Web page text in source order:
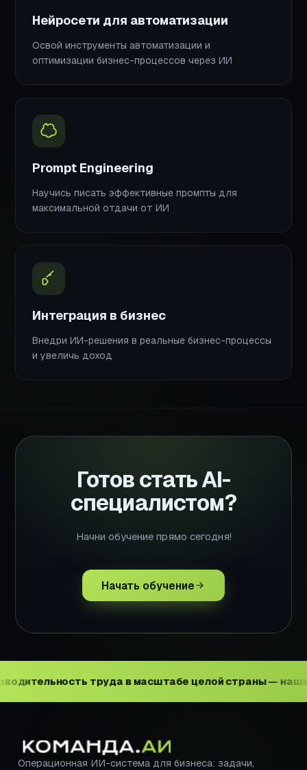
Нейросети для автоматизации
Освой инструменты автоматизации и
оптимизации бизнес-процессов через ИИ
Prompt Engineering
Научись писать эффективные промпты для
максимальной отдачи от ИИ
Интеграция в бизнес
Внедри ИИ-решения в реальные бизнес-процессы
и увеличь доход
Готов стать AI-
специалистом?
Начни обучение прямо сегодня!
Начать обучение
труда в масштабе целой страны — наша
Операционная ИИ-система для бизнеса: задачи,